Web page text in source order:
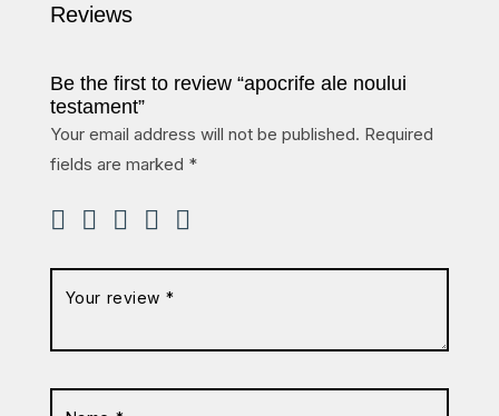
Reviews
Be the first to review “apocrife ale noului
testament”
Your email address will not be published. Required
fields are marked *